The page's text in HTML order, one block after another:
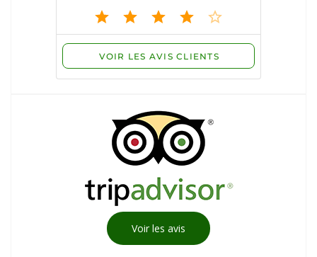
Voir les avis